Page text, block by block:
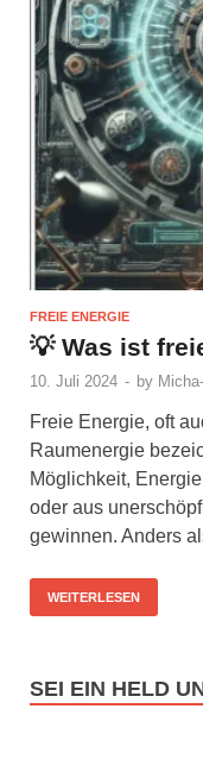
FREIE ENERGIE
💡 Was ist
10. Juli 2024 - by
Freie Energie, oft
Raumenergie
Möglichkeit,
oder aus
gewinnen. Anders
WEITERLESEN
SEI EIN HELD